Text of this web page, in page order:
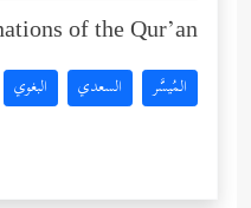
of the Qur’an:
المُيسَّر السعدي البغوي